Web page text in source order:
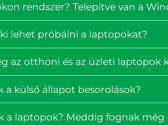
rendszer? Telepítve van a
lehet próbálni a laptopokat?
az otthoni és az üzleti laptopok
a külső állapot besorolások?
a laptopok? Meddig fognak